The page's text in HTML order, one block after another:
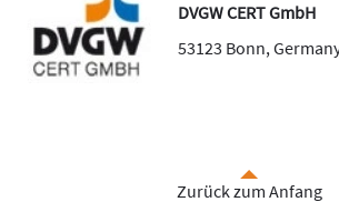
DVGW CERT GmbH
53123 Bonn,
Zurück zum Anfang